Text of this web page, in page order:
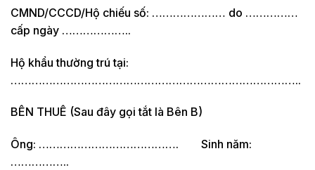
CMND/CCCD/Hộ chiếu số: ………………… do ……………
cấp ngày ………………..
Hộ khẩu thường trú tại:
………………………………………………………………………..
BÊN THUÊ (Sau đây gọi tắt là Bên B)
Ông: …………………………………. Sinh năm:
……………..